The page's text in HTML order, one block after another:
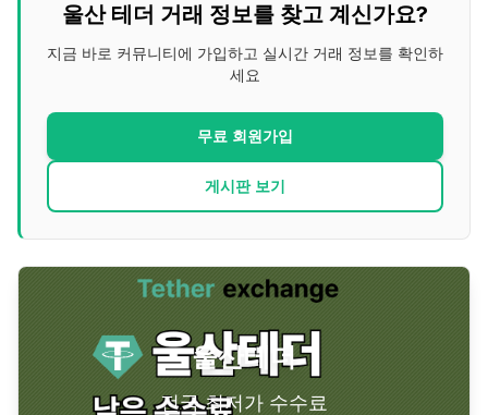
울산테더 거래 정보를 찾고 계신가요?
지금 바로 커뮤니티에 가입하고 실시간 거래 정보를 확인하
세요
무료 회원가입
게시판 보기
울산테더
전국 최저가 수수료